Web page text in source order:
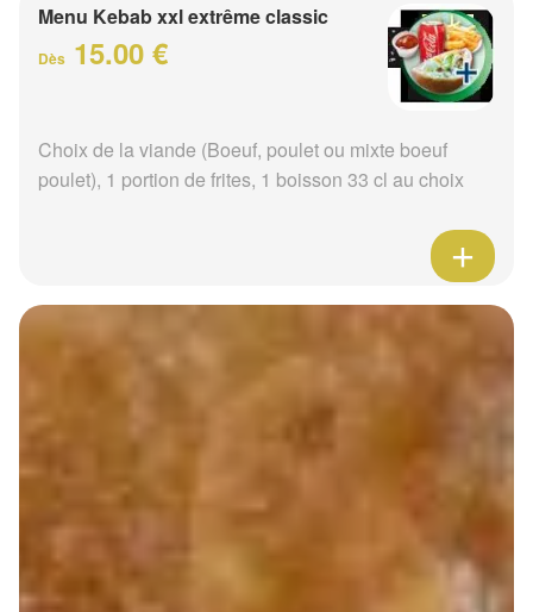
Menu Kebab xxl extrême classic
Dès 15.00 €
Choix de la viande (Boeuf, poulet ou mixte boeuf
poulet), 1 portion de frites, 1 boisson 33 cl au choix